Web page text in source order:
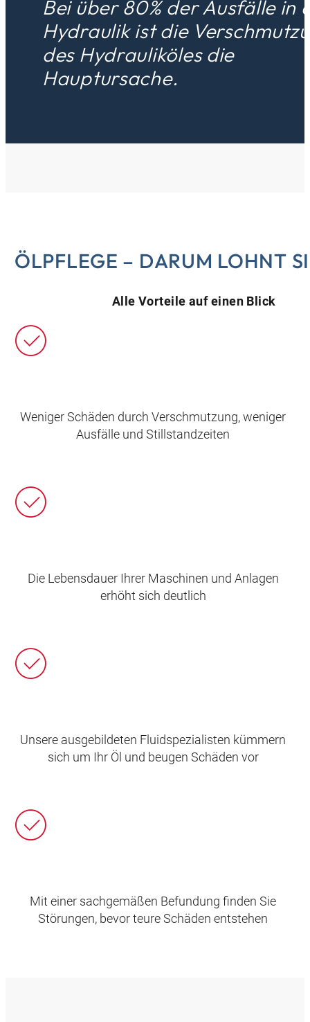
Bei über 80% der Ausfälle in
Hydraulik ist die
des Hydrauliköles die
Hauptursache.
ÖLPFLEGE – DARUM LOHNT
Alle Vorteile auf einen Blick
Weniger Schäden durch Verschmutzung, weniger
Ausfälle und Stillstandzeiten
Die Lebensdauer Ihrer Maschinen und Anlagen
erhöht sich deutlich
Unsere ausgebildeten Fluidspezialisten kümmern
sich um Ihr Öl und beugen Schäden vor
Mit einer sachgemäßen Befundung finden Sie
Störungen, bevor teure Schäden entstehen